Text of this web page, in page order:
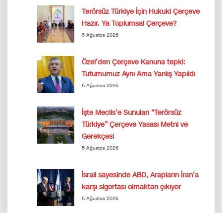
Terörsüz Türkiye İçin Hukuki Çerçeve
Hazır. Ya Toplumsal Çerçeve?
6 Ağustos 2026
Özel’den Çerçeve Kanuna tepki:
Tutumumuz Aynı Ama Yanlış Yapıldı
5 Ağustos 2026
İşte Meclis’e Sunulan “Terörsüz
Türkiye” Çerçeve Yasası Metni ve
Gerekçesi
5 Ağustos 2026
İsrail sayesinde ABD, Arapların İran’a
karşı sigortası olmaktan çıkıyor
5 Ağustos 2026